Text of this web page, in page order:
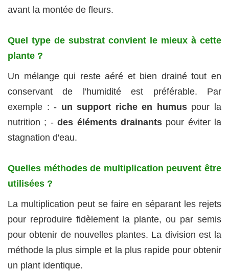
avant la montée de fleurs.
Quel type de substrat convient le mieux à cette
plante ?
Un mélange qui reste aéré et bien drainé tout en
conservant de l'humidité est préférable. Par
exemple : - un support riche en humuspour la
nutrition ; -des éléments drainantspour éviter la
stagnation d'eau.
Quelles méthodes de multiplication peuvent être
utilisées ?
La multiplication peut se faire en séparant les rejets
pour reproduire fidèlement la plante, ou par semis
pour obtenir de nouvelles plantes. La division est la
méthode la plus simple et la plus rapide pour obtenir
un plant identique.